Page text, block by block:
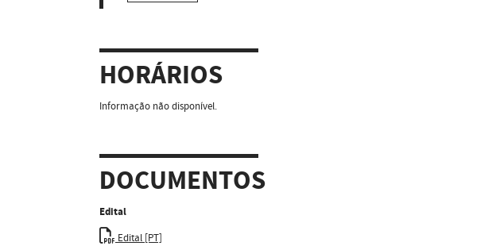
HORÁRIOS
Informação não disponível.
DOCUMENTOS
Edital
Edital [PT]